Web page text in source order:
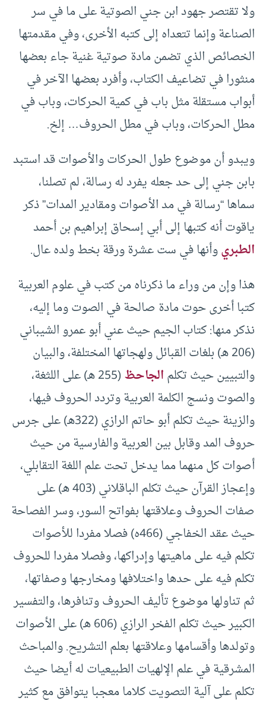
ولا تقتصر جهود ابن جني الصوتية على ما في سر
الصناعة وإنما تتعداه إلى كتبه الأخرى، وفي مقدمتها
الخصائص الذي تضمن مادة صوتية غنية جاء بعضها
منثورا في تضاعيف الكتاب، وأفرد بعضها الآخر في
أبواب مستقلة مثل باب في كمية الحركات، وباب في
مطل الحركات، وباب في مطل الحروف… إلخ.
ويبدو أن موضوع طول الحركات والأصوات قد استبد
بابن جني إلى حد جعله يفرد له رسالة، لم تصلنا،
سماها “رسالة في مد الأصوات ومقادير المدات” ذكر
ياقوت أنه كتبها إلى أبي إسحاق إبراهيم بن أحمد
الطبريوأنها في ست عشرة ورقة بخط ولده عال.
هذا وإن من وراء ما ذكرناه من كتب في علوم العربية
كتبا أخرى حوت مادة صالحة في الصوت وما إليه،
نذكر منها: كتاب الجيم حيث عني أبو عمرو الشيباني
(206 هـ) بلغات القبائل ولهجاتها المختلفة، والبيان
والتبيين حيث تكلمالجاحظ
(255 هـ) على اللثغة،
والصوت ونسج الكلمة العربية وتردد الحروف فيها،
والزينة حيث تكلم أبو حاتم الرازي (322هـ) على جرس
حروف المد وقابل بين العربية والفارسية من حيث
أصوات كل منهما مما يدخل تحت علم اللغة التقابلي،
وإعجاز القرآن حيث تكلم الباقلاني (403 هـ) على
صفات الحروف وعلاقتها بفواتح السور، وسر الفصاحة
حيث عقد الخفاجي (466ه) فصلا مفردا للأصوات
تكلم فيه على ماهيتها وإدراكها، وفصلا مفردا للحروف
تكلم فيه على حدها واختلافها ومخارجها وصفاتها،
ثم تناولها موضوع تأليف الحروف وتنافرها، والتفسير
الكبير حيث تكلم الفخر الرازي (606 هـ) على الأصوات
وتولدها وأقسامها وعلاقتها بعلم التشريح. والمباحث
المشرقية في علم الإلهيات الطبيعيات له أيضا حيث
تكلم على آلية التصويت كلاما معجبا يتوافق مع كثير